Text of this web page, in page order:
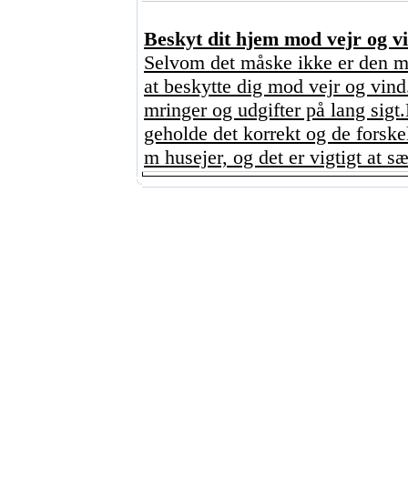
Beskyt dit hjem mod vejr og
Selvom det måske ikke er den
at beskytte dig mod vejr og
mringer og udgifter på lang
geholde det korrekt og de
m husejer, og det er vigtigt at